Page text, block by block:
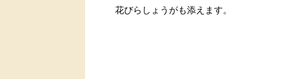
花びらしょうがも添えます。